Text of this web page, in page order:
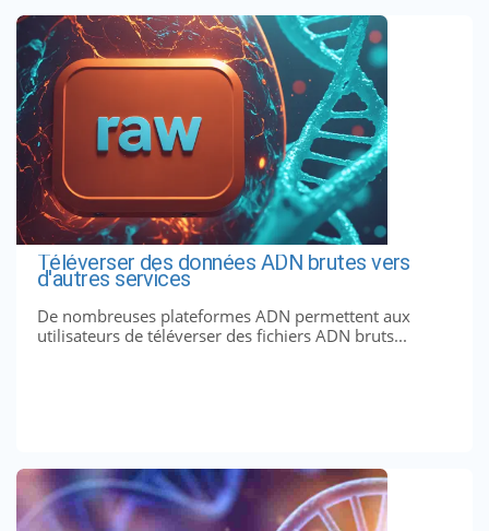
Téléverser des données ADN brutes vers
d'autres services
De nombreuses plateformes ADN permettent aux
utilisateurs de téléverser des fichiers ADN bruts...